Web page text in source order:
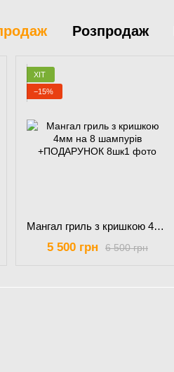
Розпродаж
ХІТ
−15%
Мангал гриль з кришкою 4мм на 8 шампурів +ПОДАРУНОК
6 500 грн
5 500 грн